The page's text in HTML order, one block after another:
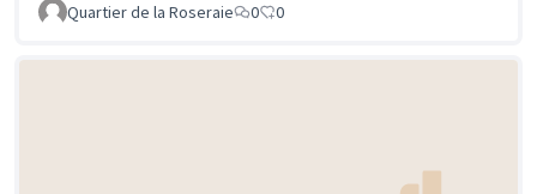
Quartier de la Roseraie 0 0